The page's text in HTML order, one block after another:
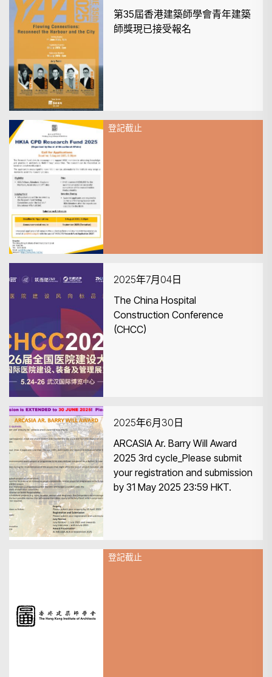
第35屆香港建築師學會青年建築
師獎現已接受報名
登記截止
2025年7月04日
The China Hospital
Construction Conference
(CHCC)
2025年6月30日
ARCASIA Ar. Barry Will Award
2025 3rd cycle_Please submit
your registration and submission
by 31 May 2025 23:59 HKT.
登記截止